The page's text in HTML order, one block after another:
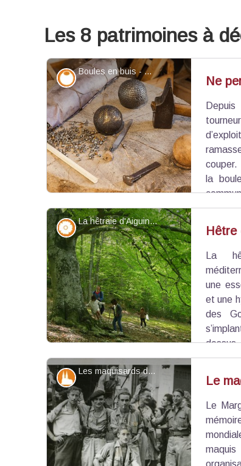
Les 8 patrimoines à
Boules en buis - ©Bruno Vacherand-Denand
Voir l'image en plein écran
Savoir-faire Ne
la
visitez le musée des tourneurs sur bois,
marquent le renouveau de l’activité.
La hêtraie d'Aiguines - ©Gwenael Saby - PNR Verdon
Voir l'image en plein écran
Flore Hêtre
La
une
et une
des
Cette forêt mature abrite de très
végétation remarquable ainsi qu’un
biodiversité !
Les maquisards du maquis Vallier - ©DR
Patrimoine et histoire Le
Le